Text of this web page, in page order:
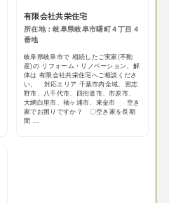
有限会社共栄住宅
所在地：岐阜県岐阜市曙町４丁目４
番地
岐阜県岐阜市で 相続したご実家(不動
産)の リフォーム・リノベーション、解
体は 有限会社共栄住宅へご相談くださ
い。 対応エリア 千葉市内全域、習志
野市、八千代市、四街道市、市原市、
大網白里市、袖ヶ浦市、東金市 空き
家でお困りですか？ 〇空き家を長期
間 ...